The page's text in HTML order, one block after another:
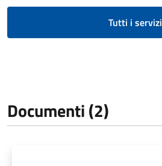
Tutti i servizi
Documenti (2)